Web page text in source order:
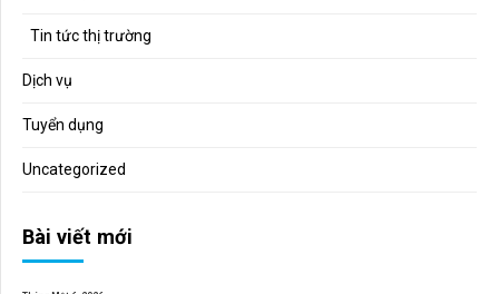
Tin tức thị trường
Dịch vụ
Tuyển dụng
Uncategorized
Bài viết mới